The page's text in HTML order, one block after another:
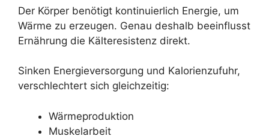
Der Körper benötigt kontinuierlich Energie, um
Wärme zu erzeugen. Genau deshalb beeinflusst
Ernährung die Kälteresistenz direkt.
Sinken Energieversorgung und Kalorienzufuhr,
verschlechtert sich gleichzeitig:
Wärmeproduktion
Muskelarbeit